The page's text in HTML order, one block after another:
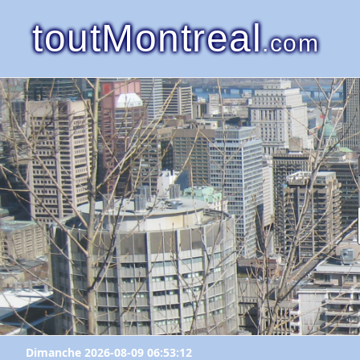
toutMontreal.com
Dimanche 2026-08-09 06:53:12